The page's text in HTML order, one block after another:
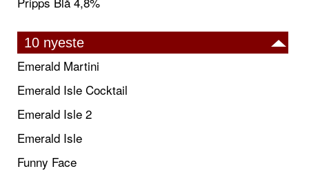
10 nyeste
Emerald Martini
Emerald Isle Cocktail
Emerald Isle 2
Emerald Isle
Funny Face